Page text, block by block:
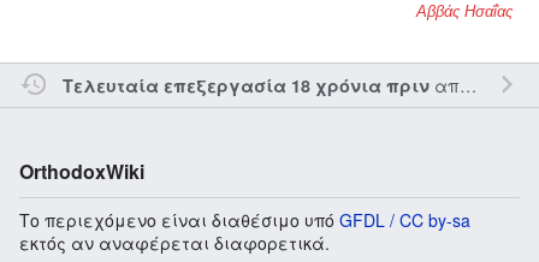
Αββάς Ησαΐας
Τελευταία επεξεργασία 18 χρόνια πριναπό τον την
OrthodoxWiki
Το περιεχόμενο είναι διαθέσιμο υπό GFDL / CC by-sa
εκτός αν αναφέρεται διαφορετικά.